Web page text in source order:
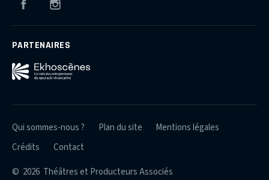
PARTENAIRES
© 2026 Théâtres et Producteurs Associés
Qui sommes-nous ? Plan du site
Mentions légales
Crédits
Contact